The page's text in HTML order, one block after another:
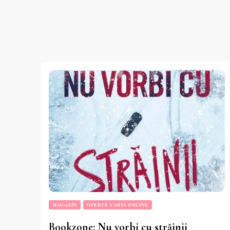
MAGAZIN OFERTE CARTI ONLINE
Bookzone: Nu vorbi cu străinii